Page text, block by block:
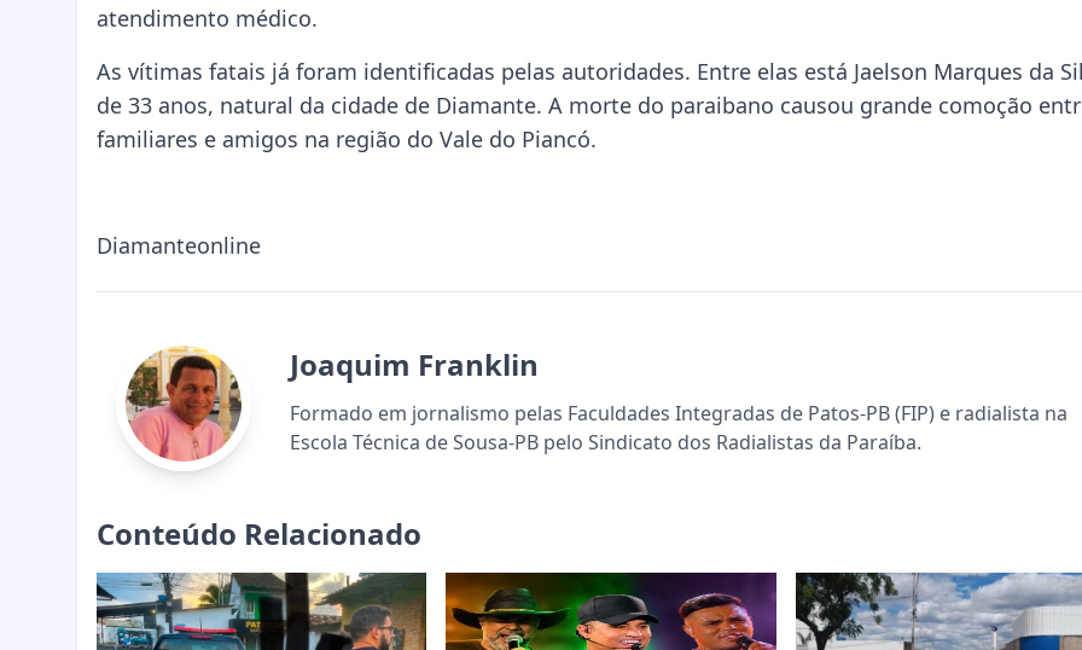
atendimento médico.
As vítimas fatais já foram identificadas pelas autoridades. Entre elas está Jaelson Marques da
de 33 anos, natural da cidade de Diamante. A morte do paraibano causou grande comoção
familiares e amigos na região do Vale do Piancó.
Diamanteonline
Joaquim Franklin
Formado em jornalismo pelas Faculdades Integradas de Patos-PB (FIP) e radialista na
Escola Técnica de Sousa-PB pelo Sindicato dos Radialistas da Paraíba.
Conteúdo Relacionado